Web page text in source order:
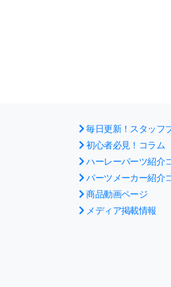
毎日更新！スタッフ
初心者必見！コラム
ハーレーパーツ紹介
パーツメーカー紹介
商品動画ページ
メディア掲載情報